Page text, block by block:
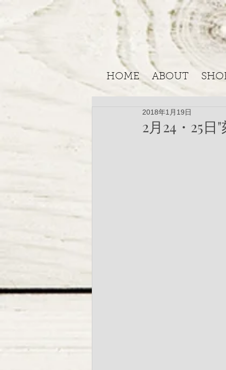
HOME ABOUT
2月24・25
2018年1月19日